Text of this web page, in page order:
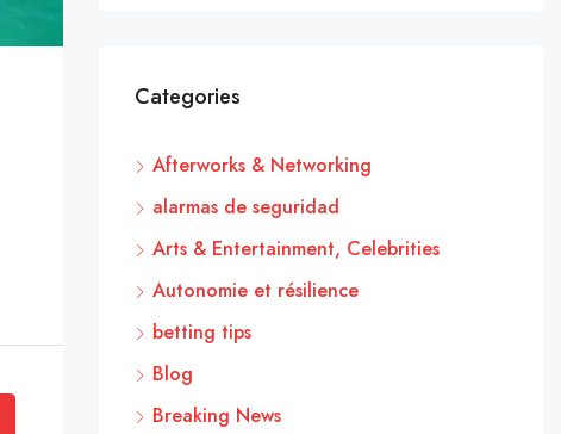
Categories
Afterworks & Networking
alarmas de seguridad
Arts & Entertainment, Celebrities
Autonomie et résilience
betting tips
Blog
Breaking News